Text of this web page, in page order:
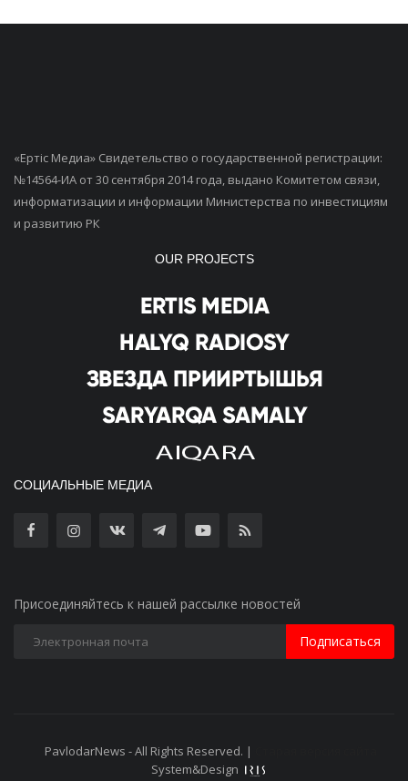
«Ертiс Медиа» Свидетельство о государственной регистрации:
№14564-ИА от 30 сентября 2014 года, выдано Комитетом связи,
информатизации и информации Министерства по инвестициям
и развитию РК
OUR PROJECTS
СОЦИАЛЬНЫЕ МЕДИА
Присоединяйтесь к нашей рассылке новостей
Подписаться
PavlodarNews - All Rights Reserved. |
System&Design